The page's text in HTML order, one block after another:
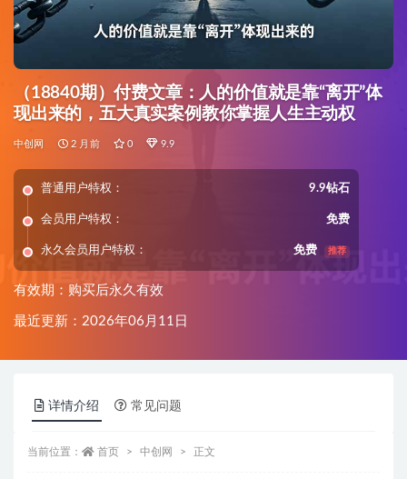
（18840期）付费文章：人的价值就是靠“离开”体
现出来的，五大真实案例教你掌握人生主动权
中创网 2 月前 0 9.9
普通用户特权： 9.9钻石
会员用户特权： 免费
永久会员用户特权： 免费 推荐
有效期：购买后永久有效
最近更新：2026年06月11日
详情介绍 常见问题
当前位置： 首页 中创网 正文